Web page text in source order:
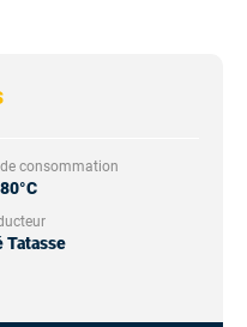
de consommation
Tatasse